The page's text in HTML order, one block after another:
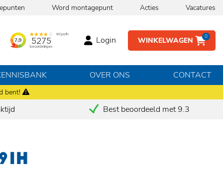
bent!
Word montagepunt Acties Vacatures
WINKELWAGEN 0
Login
OVER ONS CONTACT
Best beoordeeld met 9.3